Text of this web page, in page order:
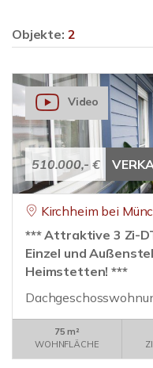
Objekte: 2
510.000,- €
Video
Kirchheim bei
*** Attraktive 3 Zi-
Einzel und
Heimstetten! ***
75 m²
WOHNFLÄCHE